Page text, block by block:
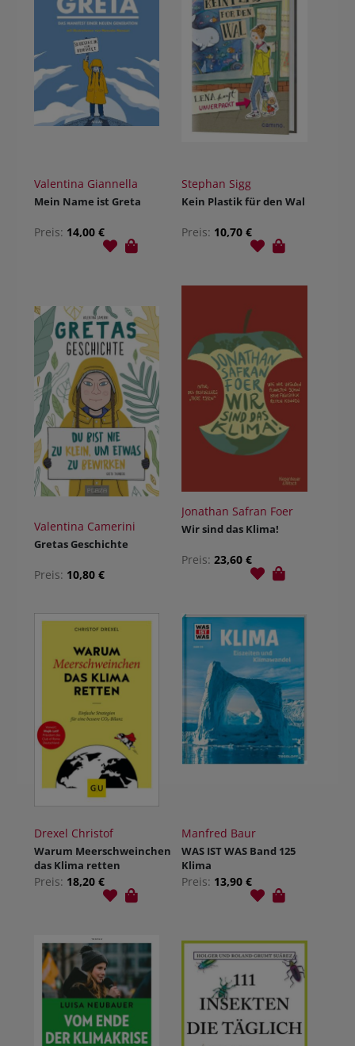
Valentina Giannella
Mein Name ist Greta
Preis: 14,00 €
Stephan Sigg
Kein Plastik für den Wal
Preis: 10,70 €
Valentina Camerini
Gretas Geschichte
Preis: 10,80 €
Jonathan Safran Foer
Wir sind das Klima!
Preis: 23,60 €
Drexel Christof
Warum Meerschweinchen
das Klima retten
Preis: 18,20 €
Manfred Baur
WAS IST WAS Band 125
Klima
Preis: 13,90 €